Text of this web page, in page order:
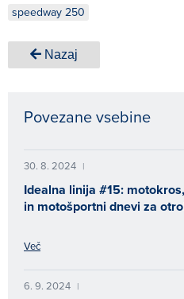
speedway 250
Nazaj
Povezane vsebine
30. 8. 2024 |
Idealna linija #15:
in motošportni dnevi za
Več
6. 9. 2024 |